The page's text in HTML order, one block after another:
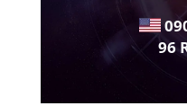
96